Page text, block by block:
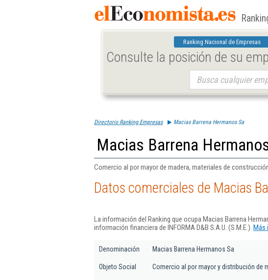
Ranking Nacional de Empresas
Consulte la posición de su
Directorio Ranking Empresas Macias Barrena Hermanos Sa
Macias Barrena
Comercio al por mayor de madera, materiales de
Datos comerciales de Macias
La información del Ranking que ocupa Macias Barrena
información financiera de INFORMA D&B S.A.U. (S.M.E.). Más
Denominación Macias Barrena Hermanos Sa
Objeto Social Comercio al por mayor y distribución de